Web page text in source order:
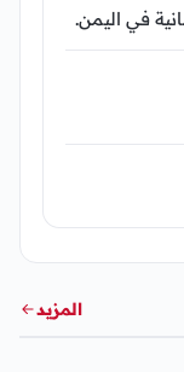
في اليمن.
المزيد